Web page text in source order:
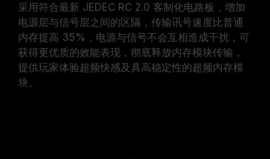
采用符合最新 JEDEC RC 2.0 客制化电路板，增加
电源层与信号层之间的区隔，传输讯号速度比普通
内存提高 35%，电源与信号不会互相造成干扰，可
获得更优质的效能表现，彻底释放内存模块传输，
提供玩家体验超频快感及具高稳定性的超频内存模
块。